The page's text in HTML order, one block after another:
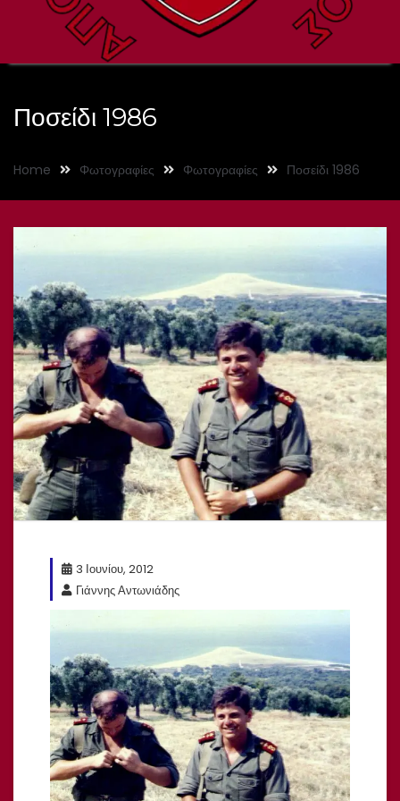
Ποσείδι 1986
Home Φωτογραφίες Φωτογραφίες Ποσείδι 1986
3 Ιουνίου, 2012
Γιάννης Αντωνιάδης